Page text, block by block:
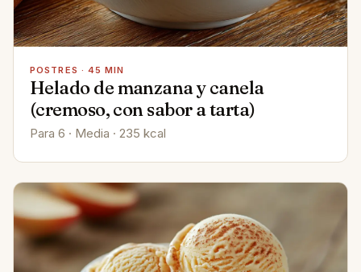
POSTRES · 45 MIN
Helado de manzana y canela
(cremoso, con sabor a tarta)
Para 6 · Media · 235 kcal